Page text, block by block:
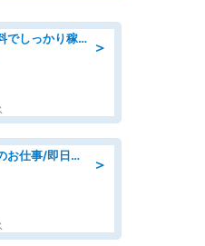
＞
自動車部品の検査/寮費無料でしっかり稼げる denso aichi
＞
営業/商社でのルート営業のお仕事/即日勤務可/車通勤可/営業